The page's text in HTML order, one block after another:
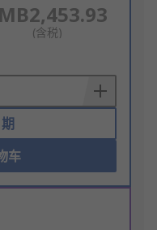
(含税)
车